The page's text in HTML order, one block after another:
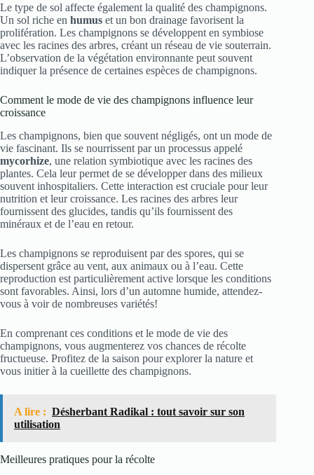
Le type de sol affecte également la qualité des champignons.
Un sol riche en humus et un bon drainage favorisent la
prolifération. Les champignons se développent en symbiose
avec les racines des arbres, créant un réseau de vie souterrain.
L’observation de la végétation environnante peut souvent
indiquer la présence de certaines espèces de champignons.
Comment le mode de vie des champignons influence leur
croissance
Les champignons, bien que souvent négligés, ont un mode de
vie fascinant. Ils se nourrissent par un processus appelé
mycorhize, une relation symbiotique avec les racines des
plantes. Cela leur permet de se développer dans des milieux
souvent inhospitaliers. Cette interaction est cruciale pour leur
nutrition et leur croissance. Les racines des arbres leur
fournissent des glucides, tandis qu’ils fournissent des
minéraux et de l’eau en retour.
Les champignons se reproduisent par des spores, qui se
dispersent grâce au vent, aux animaux ou à l’eau. Cette
reproduction est particulièrement active lorsque les conditions
sont favorables. Ainsi, lors d’un automne humide, attendez-
vous à voir de nombreuses variétés!
En comprenant ces conditions et le mode de vie des
champignons, vous augmenterez vos chances de récolte
fructueuse. Profitez de la saison pour explorer la nature et
vous initier à la cueillette des champignons.
A lire : Désherbant Radikal : tout savoir sur son
utilisation
Meilleures pratiques pour la récolte